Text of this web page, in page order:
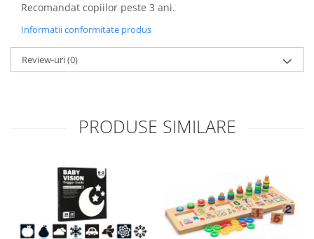
Recomandat copiilor peste 3 ani.
Informatii conformitate produs
Review-uri(0)
PRODUSE SIMILARE